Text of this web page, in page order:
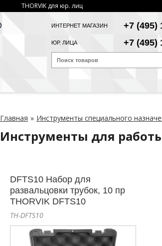
THORVIK для юр. лиц
ИНТЕРНЕТ МАГАЗИН +7 (495)
ЮР. ЛИЦА +7 (495)
Главная » Инструменты специального
Инструменты для
DFTS10 Набор для
развальцовки трубок, 10 пр
THORVIK DFTS10
TH-DFTS10